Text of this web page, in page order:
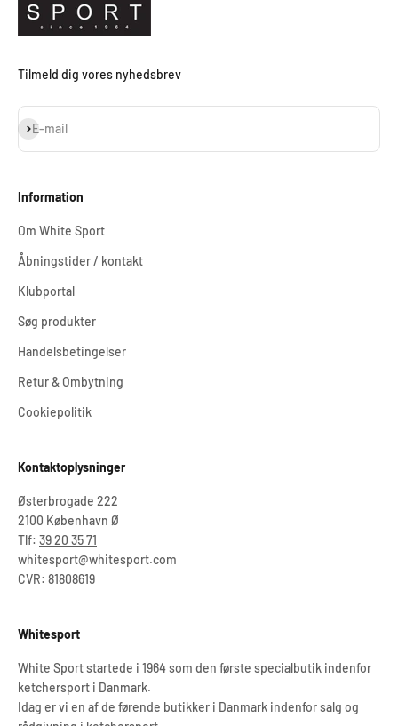
Tilmeld dig vores nyhedsbrev
E-mail
Abonnér
Information
Om White Sport
Åbningstider / kontakt
Klubportal
Søg produkter
Handelsbetingelser
Retur & Ombytning
Cookiepolitik
Kontaktoplysninger
Østerbrogade 222
2100 København Ø
Tlf: 39 20 35 71
whitesport@whitesport.com
CVR: 81808619
Whitesport
White Sport startede i 1964 som den første specialbutik indenfor
ketchersport i Danmark.
Idag er vi en af de førende butikker i Danmark indenfor salg og